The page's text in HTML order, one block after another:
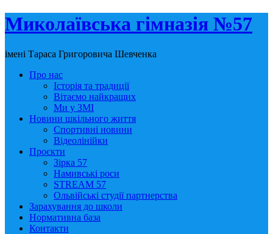
Миколаївська гімназія №57
імені Тараса Григоровича Шевченка
Про нас
Історія та традиції
Вітаємо найкращих
Ми у ЗМІ
Новини шкільного життя
Спортивні новини
Відеолінійки
Проєкти
Зірка 57
Намивські роси
STREAM 57
Ольвійські студії партнерства
Зарахування до школи
Нормативна база
Контакти